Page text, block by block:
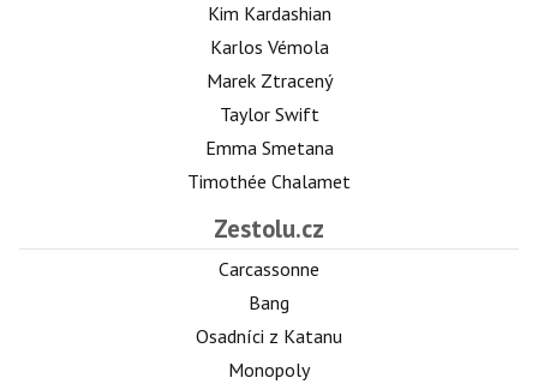
Kim Kardashian
Karlos Vémola
Marek Ztracený
Taylor Swift
Emma Smetana
Timothée Chalamet
Zestolu.cz
Carcassonne
Bang
Osadníci z Katanu
Monopoly